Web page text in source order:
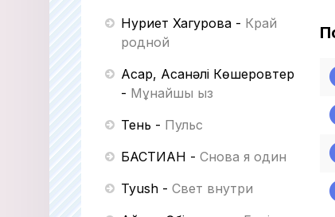
Нуриет Хагурова - Край
родной
Асқар, Асанәлі Көшеровтер
- Мұнайшы қыз
Тень - Пульс
БАСТИАН - Снова я один
Tyush - Свет внутри